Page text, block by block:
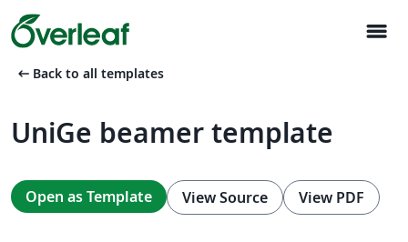
menu
arrow_left_alt Back to all templates
UniGe beamer template
Open as Template View Source View PDF